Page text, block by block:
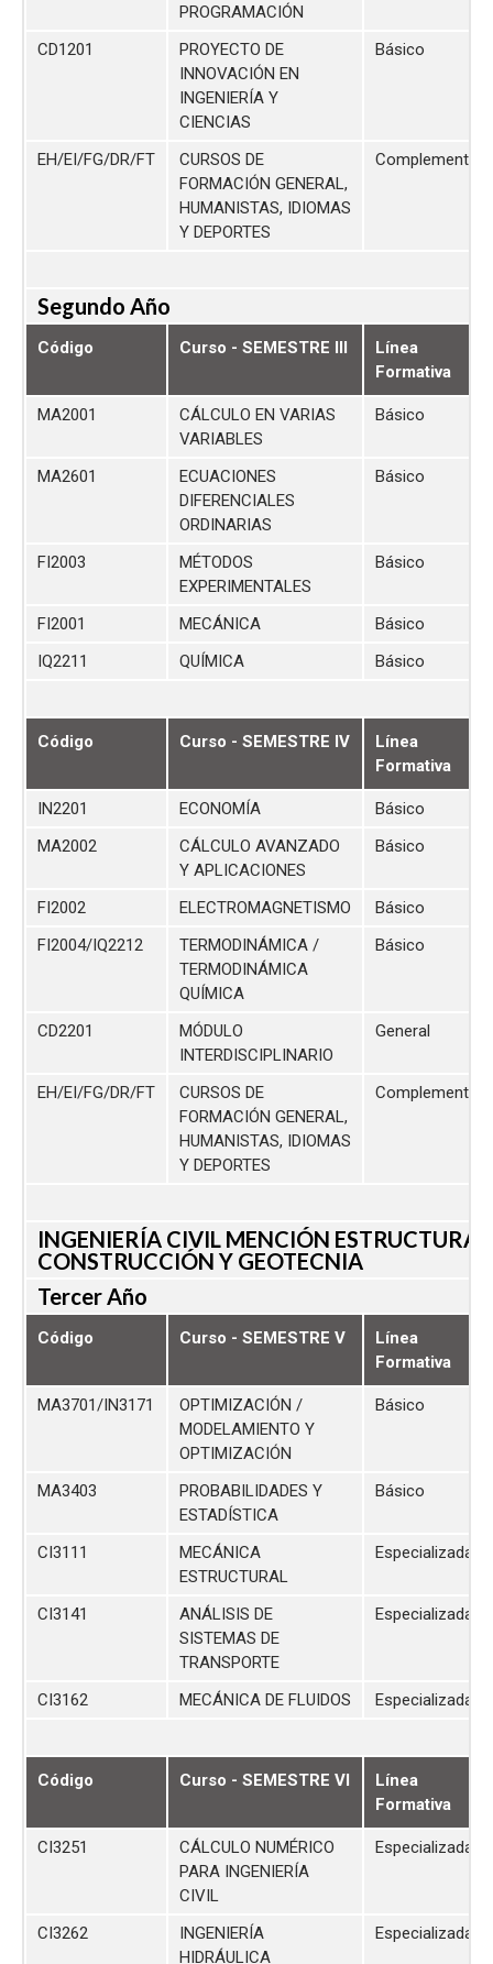
PROGRAMACIÓN
CD1201
PROYECTO DE
INNOVACIÓN EN
INGENIERÍA Y
CIENCIAS
Básico
EH/EI/FG/DR/FT
CURSOS DE
FORMACIÓN GENERAL,
HUMANISTAS, IDIOMAS
Y DEPORTES
Segundo Año
Código Curso - SEMESTRE III
Línea
Formativa
MA2001
CÁLCULO EN VARIAS
VARIABLES
Básico
MA2601
ECUACIONES
DIFERENCIALES
ORDINARIAS
Básico
FI2003
MÉTODOS
EXPERIMENTALES
Básico
FI2001 MECÁNICA
Básico
IQ2211
QUÍMICA Básico
Código Curso - SEMESTRE IV
Línea
Formativa
IN2201 ECONOMÍA
Básico
MA2002
CÁLCULO AVANZADO
Y APLICACIONES
Básico
FI2002 ELECTROMAGNETISMO
Básico
FI2004/IQ2212
TERMODINÁMICA /
TERMODINÁMICA
QUÍMICA
Básico
CD2201
MÓDULO
INTERDISCIPLINARIO
General
EH/EI/FG/DR/FT
CURSOS DE
FORMACIÓN GENERAL,
HUMANISTAS, IDIOMAS
Y DEPORTES
INGENIERÍA CIVIL MENCIÓN ESTRUCTURA,
CONSTRUCCIÓN Y GEOTECNIA
Tercer Año
Código Curso - SEMESTRE V
Línea
Formativa
MA3701/IN3171
OPTIMIZACIÓN /
MODELAMIENTO Y
OPTIMIZACIÓN
Básico
MA3403
PROBABILIDADES Y
ESTADÍSTICA
Básico
CI3111
MECÁNICA
ESTRUCTURAL
Especializada
CI3141
ANÁLISIS DE
SISTEMAS DE
TRANSPORTE
Especializada
CI3162 MECÁNICA DE FLUIDOS Especializada
Código Curso - SEMESTRE VI
Línea
Formativa
CI3251
CÁLCULO NUMÉRICO
PARA INGENIERÍA
CIVIL
Especializada
CI3262
INGENIERÍA
HIDRÁULICA
Especializada